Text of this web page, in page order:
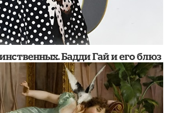
Бадди Гай и его блюз